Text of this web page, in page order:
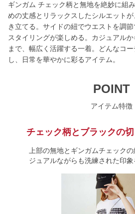
ギンガム チェック柄と無地を絶妙に組
めの丈感とリラックスしたシルエットが
き立てる。サイドの紐でウエストを調
スタイリングが楽しめる。カジュアル
まで、幅広く活躍する一着。どんなコ
し、日常を華やかに彩るアイテム。
POINT
アイテム特徴
チェック柄とブラックの
上部の無地とギンガムチェック
ジュアルながらも洗練された印象